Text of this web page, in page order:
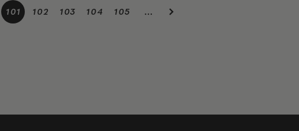
101 102 103 104 105 …